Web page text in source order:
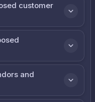
customer
and